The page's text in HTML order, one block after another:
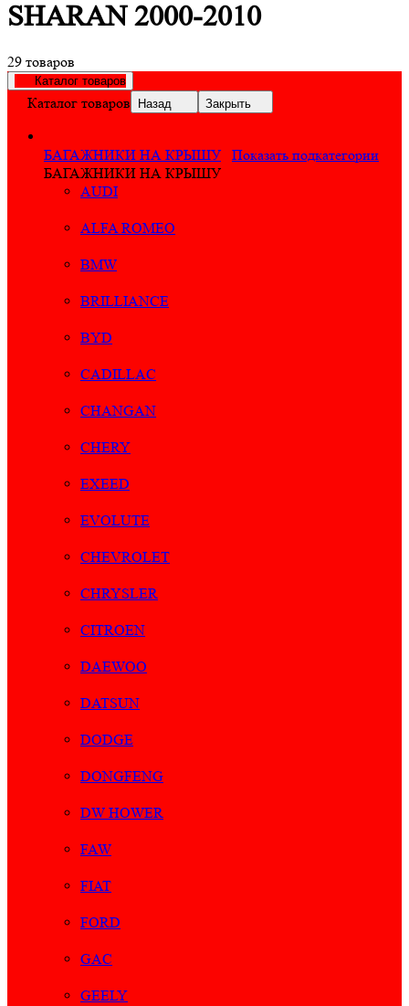
SHARAN 2000-2010
29 товаров
Каталог товаров
Каталог товаров Назад Закрыть
БАГАЖНИКИ НА КРЫШУ
Показать подкатегории
БАГАЖНИКИ НА КРЫШУ
AUDI
ALFA ROMEO
BMW
BRILLIANCE
BYD
CADILLAC
CHANGAN
CHERY
EXEED
EVOLUTE
CHEVROLET
CHRYSLER
CITROEN
DAEWOO
DATSUN
DODGE
DONGFENG
DW HOWER
FAW
FIAT
FORD
GAC
GEELY